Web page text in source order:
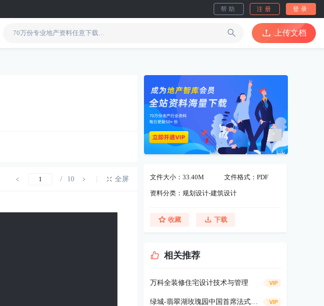
帮助 注册 登录
上传文档
/ 10 全屏 文件大小：33.40M 文件格式：PDF
资料分类：规划设计-建筑设计
收藏 下载
相关推荐
万科全装修住宅设计技术与管理
绿城-翡翠湖玫瑰园中国首席法式合院别墅鉴赏85P